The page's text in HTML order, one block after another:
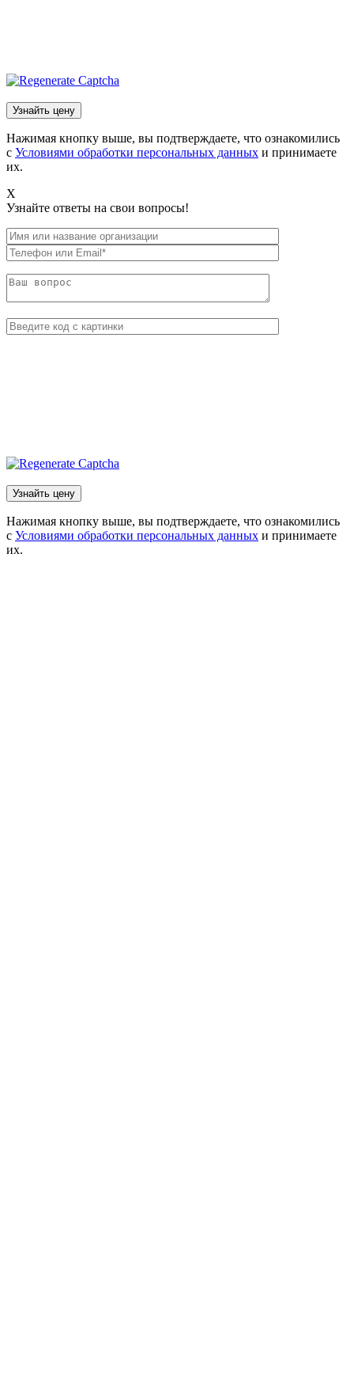
Нажимая кнопку выше, вы подтверждаете, что ознакомились
с Условиями обработки персональных данных и принимаете
их.
X
Узнайте ответы на свои вопросы!
Нажимая кнопку выше, вы подтверждаете, что ознакомились
с Условиями обработки персональных данных и принимаете
их.